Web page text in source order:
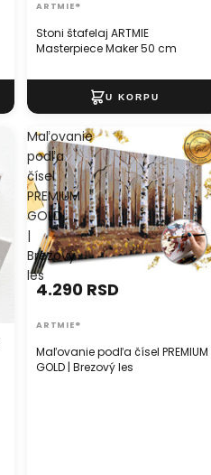
Stoni štafelaj ARTMIE
Masterpiece Maker 50 cm
ARTMIE®
Maľovanie
podľa
čísel
PREMIUM
GOLD
|
Brezový
les
Maľovanie podľa čísel PREMIUM
GOLD | Brezový les
4.290 RSD
ARTMIE®